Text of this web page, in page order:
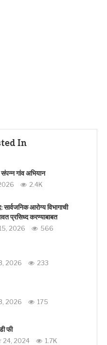
In
गांव अभियान
2.4K
सार्वजनिक आरोग्य विभागाची
प्रसिध्द करण्याबाबत
2026 566
2026 233
2026 175
फी
24, 2024 1.7K